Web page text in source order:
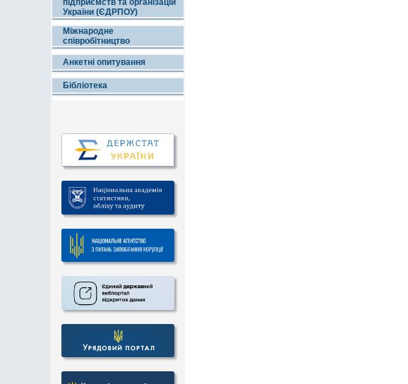
підприємств та організацій
України (ЄДРПОУ)
Міжнародне
співробітництво
Анкетні опитування
Бібліотека